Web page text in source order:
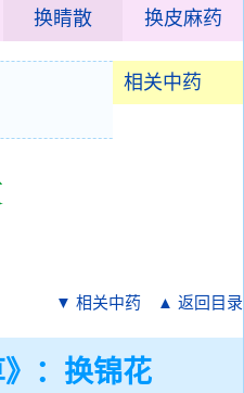
换睛散 换皮麻药
相关中药
▼ 相关中药 ▲ 返回目录
》：换锦花